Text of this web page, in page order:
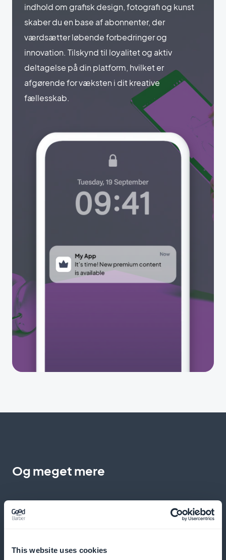
This website uses cookies
indhold om grafisk design, fotografi og kunst
skaber du en base af abonnenter, der
værdsætter løbende forbedringer og
innovation. Tilskynd til loyalitet og aktiv
deltagelse på din platform, hvilket er
afgørende for væksten i dit kreative
fællesskab.
Og meget mere